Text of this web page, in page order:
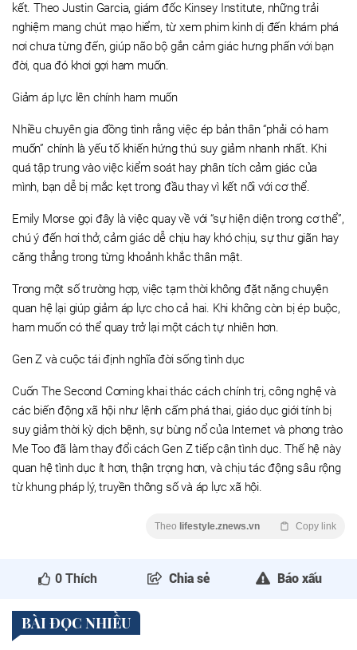
kết. Theo Justin Garcia, giám đốc Kinsey Institute, những trải
nghiệm mang chút mạo hiểm, từ xem phim kinh dị đến khám phá
nơi chưa từng đến, giúp não bộ gắn cảm giác hưng phấn với bạn
đời, qua đó khơi gợi ham muốn.
Giảm áp lực lên chính ham muốn
Nhiều chuyên gia đồng tình rằng việc ép bản thân “phải có ham
muốn” chính là yếu tố khiến hứng thú suy giảm nhanh nhất. Khi
quá tập trung vào việc kiểm soát hay phân tích cảm giác của
mình, bạn dễ bị mắc kẹt trong đầu thay vì kết nối với cơ thể.
Emily Morse gọi đây là việc quay về với “sự hiện diện trong cơ thể”,
chú ý đến hơi thở, cảm giác dễ chịu hay khó chịu, sự thư giãn hay
căng thẳng trong từng khoảnh khắc thân mật.
Trong một số trường hợp, việc tạm thời không đặt nặng chuyện
quan hệ lại giúp giảm áp lực cho cả hai. Khi không còn bị ép buộc,
ham muốn có thể quay trở lại một cách tự nhiên hơn.
Gen Z và cuộc tái định nghĩa đời sống tình dục
Cuốn The Second Coming khai thác cách chính trị, công nghệ và
các biến động xã hội như lệnh cấm phá thai, giáo dục giới tính bị
suy giảm thời kỳ dịch bệnh, sự bùng nổ của Internet và phong trào
Me Too đã làm thay đổi cách Gen Z tiếp cận tình dục. Thế hệ này
quan hệ tình dục ít hơn, thận trọng hơn, và chịu tác động sâu rộng
từ khung pháp lý, truyền thông số và áp lực xã hội.
Theo lifestyle.znews.vn Copy link
0 Thích Chia sẻ Báo xấu
BÀI ĐỌC NHIỀU